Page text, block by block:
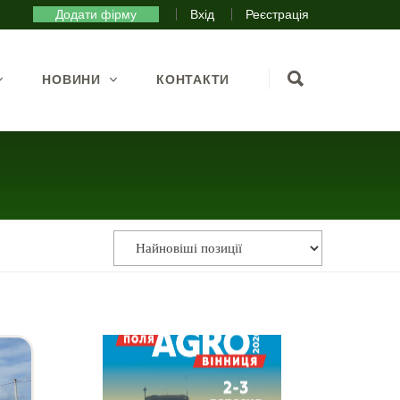
Додати фірму Вхід Реєстрація
НОВИНИ КОНТАКТИ